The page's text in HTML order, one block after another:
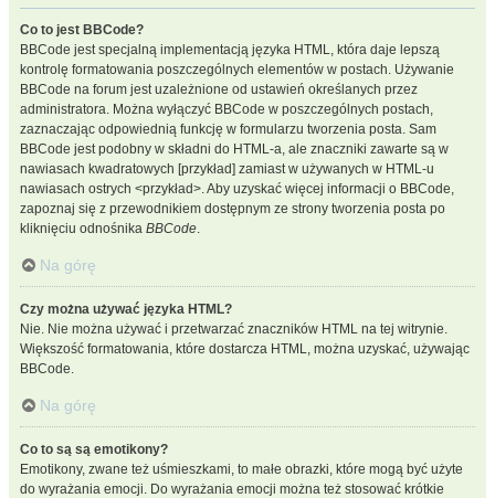
Co to jest BBCode?
BBCode jest specjalną implementacją języka HTML, która daje lepszą
kontrolę formatowania poszczególnych elementów w postach. Używanie
BBCode na forum jest uzależnione od ustawień określanych przez
administratora. Można wyłączyć BBCode w poszczególnych postach,
zaznaczając odpowiednią funkcję w formularzu tworzenia posta. Sam
BBCode jest podobny w składni do HTML-a, ale znaczniki zawarte są w
nawiasach kwadratowych [przykład] zamiast w używanych w HTML-u
nawiasach ostrych <przykład>. Aby uzyskać więcej informacji o BBCode,
zapoznaj się z przewodnikiem dostępnym ze strony tworzenia posta po
kliknięciu odnośnika BBCode.
Na górę
Czy można używać języka HTML?
Nie. Nie można używać i przetwarzać znaczników HTML na tej witrynie.
Większość formatowania, które dostarcza HTML, można uzyskać, używając
BBCode.
Na górę
Co to są są emotikony?
Emotikony, zwane też uśmieszkami, to małe obrazki, które mogą być użyte
do wyrażania emocji. Do wyrażania emocji można też stosować krótkie